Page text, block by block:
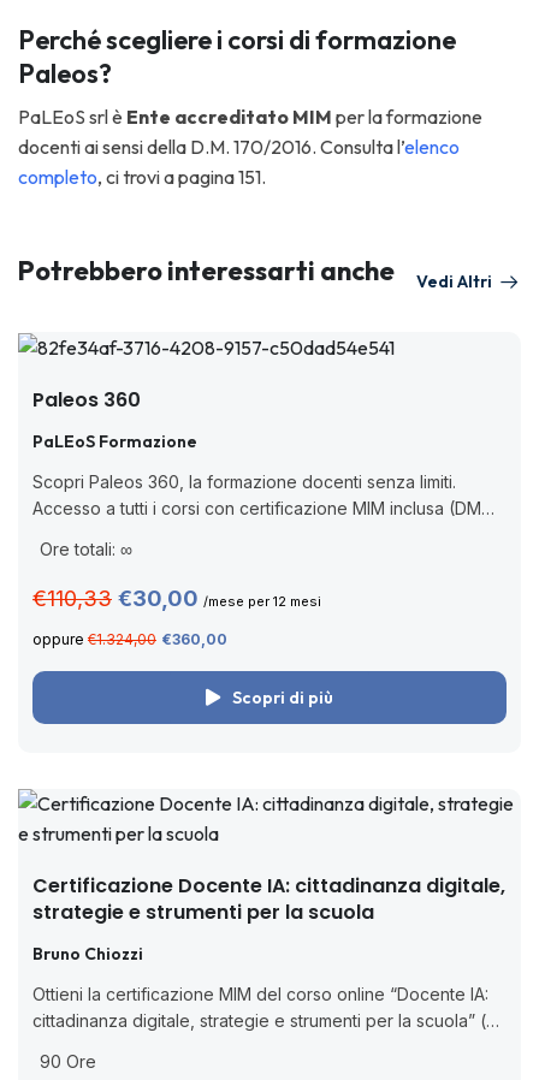
Perché scegliere i corsi di formazione
Paleos?
PaLEoS srl è Ente accreditato MIM per la formazione
docenti ai sensi della D.M. 170/2016. Consulta l’elenco
completo, ci trovi a pagina 151.
Potrebbero interessarti anche Vedi Altri
Paleos 360
PaLEoS Formazione
Scopri Paleos 360, la formazione docenti senza limiti.
Accesso a tutti i corsi con certificazione MIM inclusa (DM
scadenza. Cos’è Paleos 360? Paleos 360...
Ore totali: ∞
€110,33 €30,00 /mese per 12 mesi
oppure €1.324,00 €360,00
Scopri di più
Certificazione Docente IA: cittadinanza digitale,
strategie e strumenti per la scuola
Bruno Chiozzi
Ottieni la certificazione MIM del corso online “Docente IA:
cittadinanza digitale, strategie e strumenti per la scuola” (ai
per integrare l’intelligenza artificiale...
90 Ore